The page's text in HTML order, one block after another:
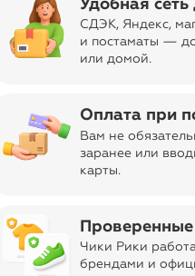
СДЭК, Яндекс,
и постаматы —
или домой.
Оплата при
Вам не
заранее или
карты.
Чики Рики
брендами и
лица.